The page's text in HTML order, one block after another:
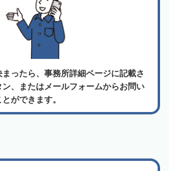
ったら、事務所詳細ページに記載さ
、またはメールフォームからお問い
ができます。